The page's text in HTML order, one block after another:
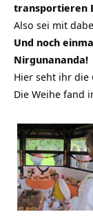
transportieren
Also sei mit
Und noch
Nirgunananda!
Hier seht ihr die
Die Weihe fand